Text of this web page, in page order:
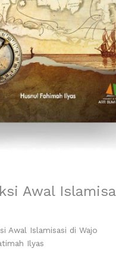
Awal
Awal Islamisasi di Wajo
Ilyas